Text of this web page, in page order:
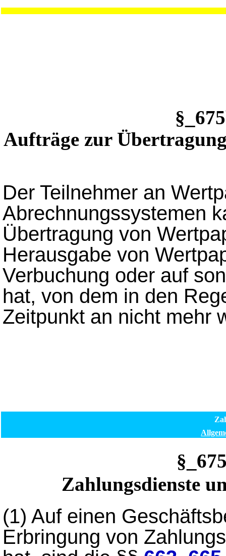
Aufträge zur
Der Teilnehmer an
Abrechnungssystemen
Übertragung von
Herausgabe von
Verbuchung oder auf
hat, von dem in den
Zeitpunkt an nicht mehr
Zahlungsdienste
(1) Auf einen
Erbringung von